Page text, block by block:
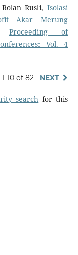
Rusli,Isolasi
Akar Merung
Proceeding of
Vol. 4
1-10 of 82 NEXT
search for this